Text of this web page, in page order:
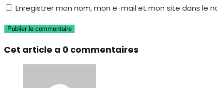
username
to
address
to
de
votre
(facultatif)
Enregistrer mon nom, mon e-mail et mon site dans le
Cet article a 0 commentaires